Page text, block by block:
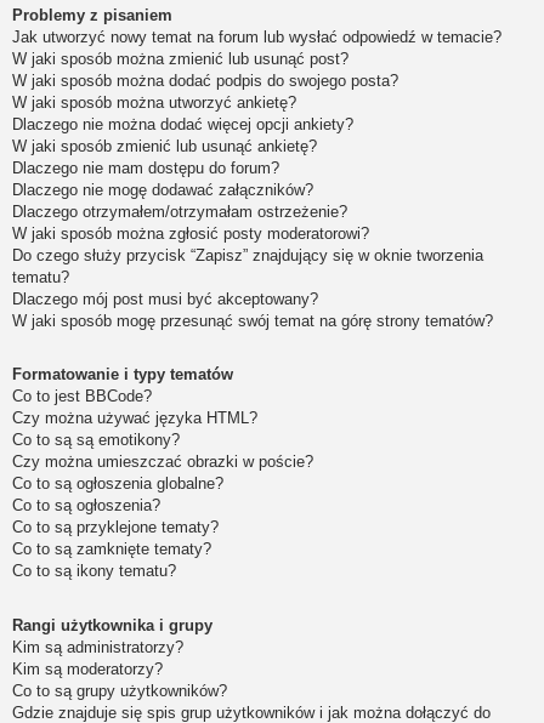
Problemy z pisaniem
Jak utworzyć nowy temat na forum lub wysłać odpowiedź w temacie?
W jaki sposób można zmienić lub usunąć post?
W jaki sposób można dodać podpis do swojego posta?
W jaki sposób można utworzyć ankietę?
Dlaczego nie można dodać więcej opcji ankiety?
W jaki sposób zmienić lub usunąć ankietę?
Dlaczego nie mam dostępu do forum?
Dlaczego nie mogę dodawać załączników?
Dlaczego otrzymałem/otrzymałam ostrzeżenie?
W jaki sposób można zgłosić posty moderatorowi?
Do czego służy przycisk “Zapisz” znajdujący się w oknie tworzenia
tematu?
Dlaczego mój post musi być akceptowany?
W jaki sposób mogę przesunąć swój temat na górę strony tematów?
Formatowanie i typy tematów
Co to jest BBCode?
Czy można używać języka HTML?
Co to są są emotikony?
Czy można umieszczać obrazki w poście?
Co to są ogłoszenia globalne?
Co to są ogłoszenia?
Co to są przyklejone tematy?
Co to są zamknięte tematy?
Co to są ikony tematu?
Rangi użytkownika i grupy
Kim są administratorzy?
Kim są moderatorzy?
Co to są grupy użytkowników?
Gdzie znajduje się spis grup użytkowników i jak można dołączyć do